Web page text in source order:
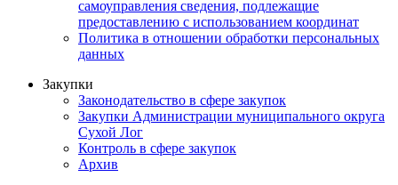
самоуправления сведения, подлежащие
предоставлению с использованием координат
Политика в отношении обработки персональных
данных
Закупки
Законодательство в сфере закупок
Закупки Администрации муниципального округа
Сухой Лог
Контроль в сфере закупок
Архив